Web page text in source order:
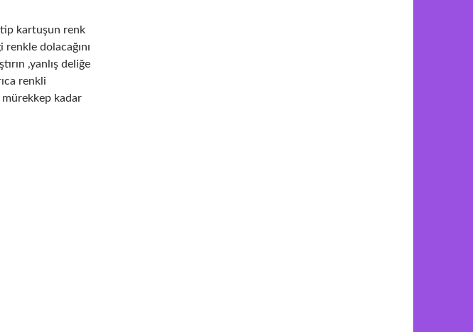
tip kartuşun renk
dolacağını
,yanlış deliğe
renkli
mürekkep kadar